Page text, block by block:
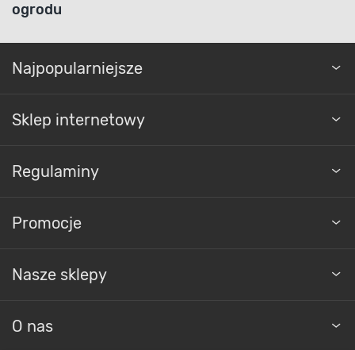
ogrodu
Najpopularniejsze
Sklep internetowy
Regulaminy
Promocje
Nasze sklepy
O nas